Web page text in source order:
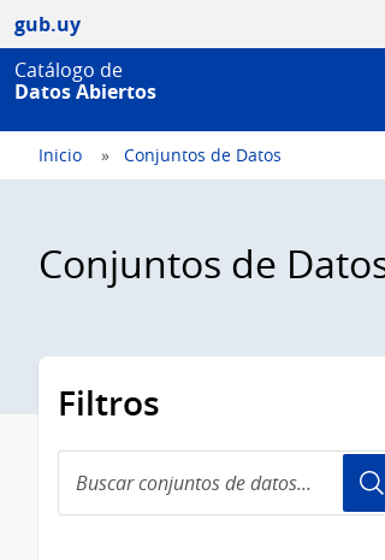
gub.uy
Catálogo de
Datos Abiertos
Inicio Conjuntos de Datos
Conjuntos de
Filtros
conjuntos
de